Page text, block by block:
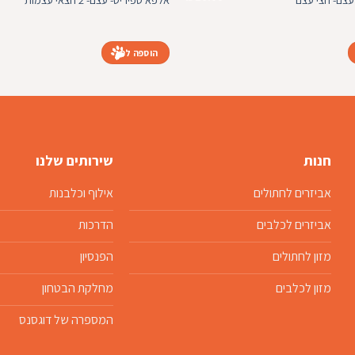
הוספה לסל
חנות
אביזרים לחתולים
אביזרים לכלבים
מזון לחתולים
מזון לכלבים
שירותים שלנו
אילוף וכלבנות
הדרכות
הפנסיון
מחלקת הבטחון
המספרה של דוגסנס